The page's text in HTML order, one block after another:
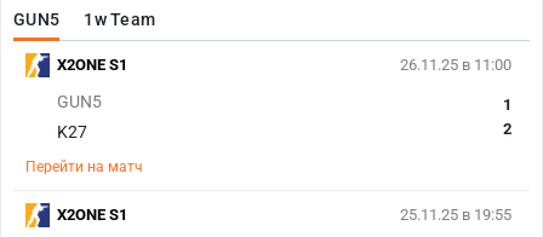
GUN5 1w Team
26.11.25 в 11:00
GUN5
K27
1
2
Перейти на матч
X2ONE S1
25.11.25 в 19:55
X2ONE S1